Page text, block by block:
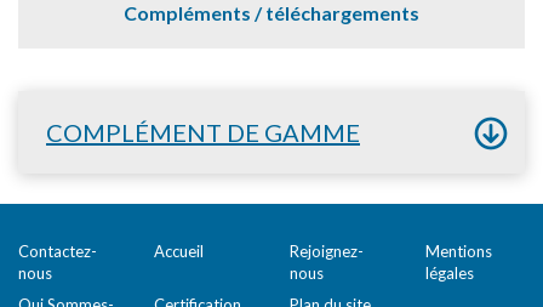
Compléments / téléchargements
COMPLÉMENT DE GAMME
Contactez-
nous
Accueil
Rejoignez-
nous
Mentions
légales